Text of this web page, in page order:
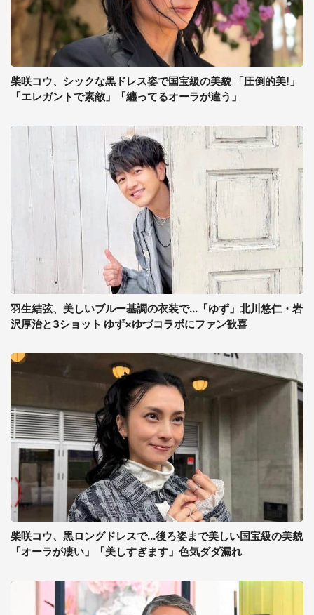
柴咲コウ、シックな黒ドレス姿で国宝級の美貌 「圧倒的美!」
「エレガントで素敵」「纏ってるオーラが違う」
羽生結弦、美しいブルー基調の衣装で...「ゆず」北川悠仁・岩
沢厚治と3ショット ゆず×ゆづコラボにファン歓喜
柴咲コウ、黒ロングドレスで...後ろ姿まで美しい国宝級の美貌
「オーラが凄い」「美しすぎます」色気ダダ漏れ